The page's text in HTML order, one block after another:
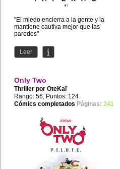
"El miedo encierra a la gente y la
mantiene cautiva mejor que las
paredes"
HARUKI MURAKAMI
Leer
Only Two
Thriller por OteKaï
Rango: 56, Puntos: 124
Cómics completados Páginas: 241